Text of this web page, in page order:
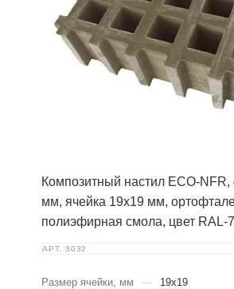
Композитный настил ECO-NFR,
мм, ячейка 19х19 мм,
полиэфирная смола, цвет RAL-
АРТ. 3032
Размер ячейки, мм —
19х19